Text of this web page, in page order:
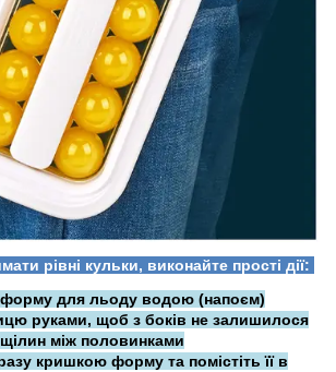
рівні кульки, виконайте прості дії:
форму для льоду водою (напоєм)
руками, щоб з боків не залишилося
щілин між половинками
кришкою форму та помістіть її в